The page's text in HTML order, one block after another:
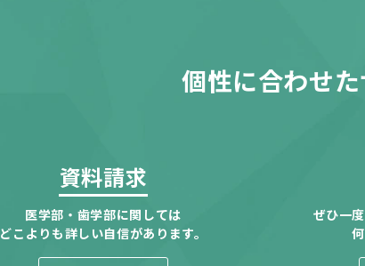
個性に合わせ
資料請求
医学部・歯学部に関しては
どこよりも詳しい自信があります。
ぜひ一